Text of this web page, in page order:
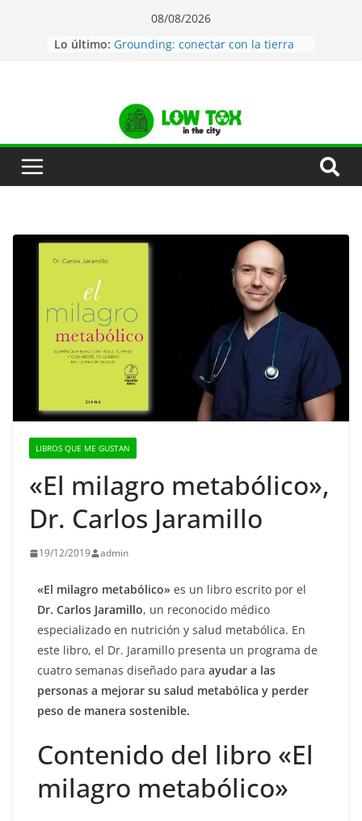
08/08/2026
Lo último: Grounding: conectar con la tierra
natural
Jabón de lavavajillas natural
Auditoría de tóxicos en tu hogar
LIBROS QUE ME GUSTAN
«El milagro metabólico»,
Dr. Carlos Jaramillo
19/12/2019 admin
«El milagro metabólico» es un libro escrito por el
Dr. Carlos Jaramillo, un reconocido médico
especializado en nutrición y salud metabólica. En
este libro, el Dr. Jaramillo presenta un programa de
cuatro semanas diseñado para ayudar a las
personas a mejorar su salud metabólica y perder
peso de manera sostenible.
Contenido del libro «El
milagro metabólico»